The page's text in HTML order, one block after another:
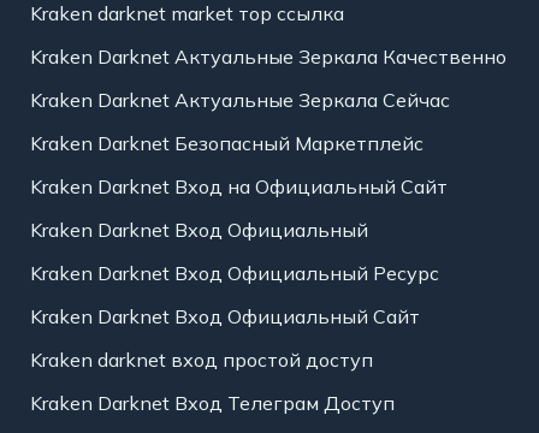
Kraken darknet market тор ссылка
Kraken Darknet Актуальные Зеркала Качественно
Kraken Darknet Актуальные Зеркала Сейчас
Kraken Darknet Безопасный Маркетплейс
Kraken Darknet Вход на Официальный Сайт
Kraken Darknet Вход Официальный
Kraken Darknet Вход Официальный Ресурс
Kraken Darknet Вход Официальный Сайт
Kraken darknet вход простой доступ
Kraken Darknet Вход Телеграм Доступ